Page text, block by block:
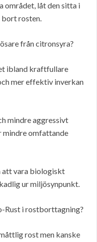
området, låt den sitta i
bort rosten.
från citronsyra?
ibland kraftfullare
mer effektiv inverkan
mindre aggressivt
mindre omfattande
att vara biologiskt
ur miljösynpunkt.
Rust i rostborttagning?
rost men kanske